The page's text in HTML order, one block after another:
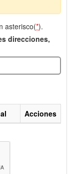
asterisco(*).
direcciones,
Acciones